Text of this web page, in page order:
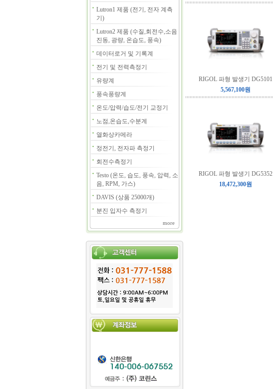
Lutron1 제품 (전기, 전자 계측
기)
Lutron2 제품 (수질,회전수,소음
진동, 광량, 온습도, 풍속)
데이터로거 및 기록계
전기 및 전력측정기
유량계
풍속풍량계
온도/압력/습도/전기 교정기
노점,온습도,수분계
열화상카메라
정전기, 전자파 측정기
회전수측정기
Testo (온도, 습도, 풍속, 압력, 소
음, RPM, 가스)
DAVIS (상품 25000개)
분진 입자수 측정기
more
RIGOL 파형 발생기 DG5101
5,567,100원
RIGOL 파형 발생기 DG5352
18,472,300원